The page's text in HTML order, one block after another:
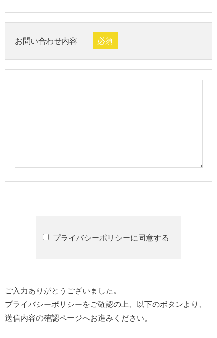
お問い合わせ内容 必須
プライバシーポリシーに同意する
ご入力ありがとうございました。
プライバシーポリシーをご確認の上、以下のボタンより、
送信内容の確認ページへお進みください。